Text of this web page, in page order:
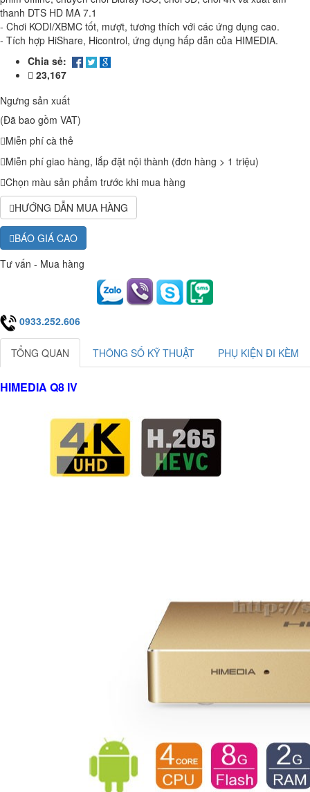
thanh DTS HD MA 7.1
- Chơi KODI/XBMC tốt, mượt, tương thích với các ứng dụng cao.
- Tích hợp HiShare, Hicontrol, ứng dụng hấp dẫn của HIMEDIA.
Chia sẻ:
23,167
Ngưng sản xuất
(Đã bao gồm VAT)
Miễn phí cà thẻ
Miễn phí giao hàng, lắp đặt nội thành (đơn hàng > 1 triệu)
Chọn màu sản phẩm trước khi mua hàng
HƯỚNG DẪN MUA HÀNG
BÁO GIÁ CAO
Tư vấn - Mua hàng
0933.252.606
TỔNG QUAN THÔNG SỐ KỸ THUẬT PHỤ KIỆN ĐI KÈM
HIMEDIA Q8 IV